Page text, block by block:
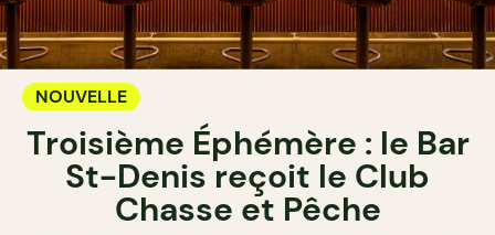
NOUVELLE
Troisième Éphémère : le Bar
St-Denis reçoit le Club
Chasse et Pêche